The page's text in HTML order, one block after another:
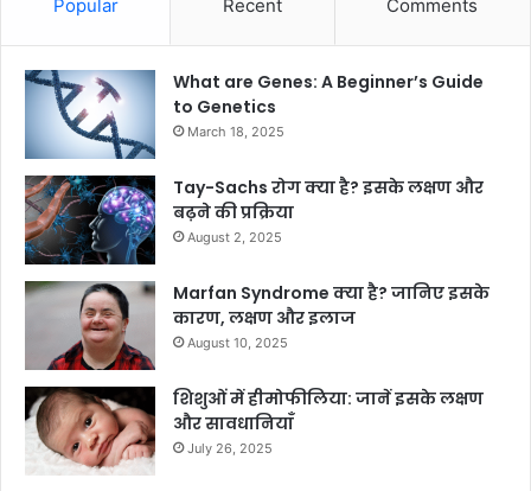
Popular Recent Comments
What are Genes: A Beginner’s Guide
to Genetics
March 18, 2025
Tay-Sachs रोग क्या है? इसके लक्षण और
बढ़ने की प्रक्रिया
August 2, 2025
Marfan Syndrome क्या है? जानिए इसके
कारण, लक्षण और इलाज
August 10, 2025
शिशुओं में हीमोफीलिया: जानें इसके लक्षण
और सावधानियाँ
July 26, 2025